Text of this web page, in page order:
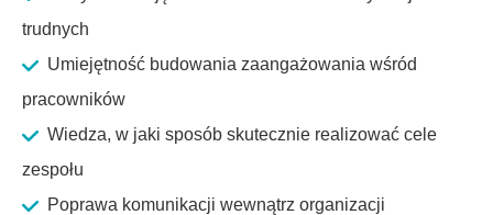
trudnych
Umiejętność budowania zaangażowania wśród
pracowników
Wiedza, w jaki sposób skutecznie realizować cele
zespołu
Poprawa komunikacji wewnątrz organizacji